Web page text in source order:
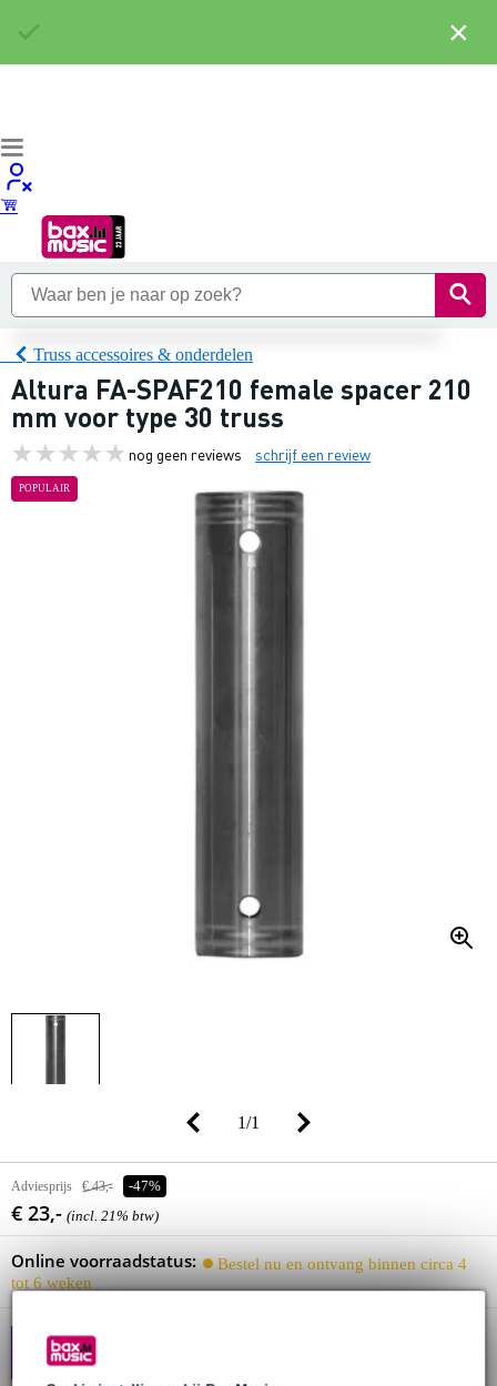
Truss accessoires & onderdelen
Altura FA-SPAF210 female spacer 210
mm voor type 30 truss
nog geen reviews schrijf een review
POPULAIR
1/1
Adviesprijs € 43,- -47%
€ 23,- (incl. 21% btw)
Online voorraadstatus:
Bestel nu en ontvang binnen circa 4
tot 6 weken
[NIEUW] ALTURA: Pro
Truss, Scherp Geprijsd
×